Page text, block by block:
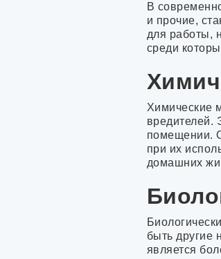
В
и прочие,
для работы,
среди
Химические
вредителей.
помещении.
при их
домашних
быть другие
является